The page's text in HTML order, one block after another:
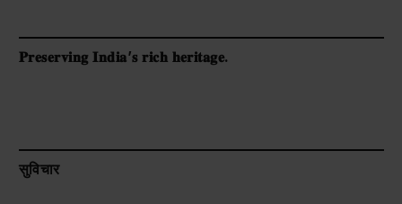
𝐏𝐫𝐞𝐬𝐞𝐫𝐯𝐢𝐧𝐠 𝐈𝐧𝐝𝐢𝐚’𝐬 𝐫𝐢𝐜𝐡 𝐡𝐞𝐫𝐢𝐭𝐚𝐠𝐞.
सुविचार